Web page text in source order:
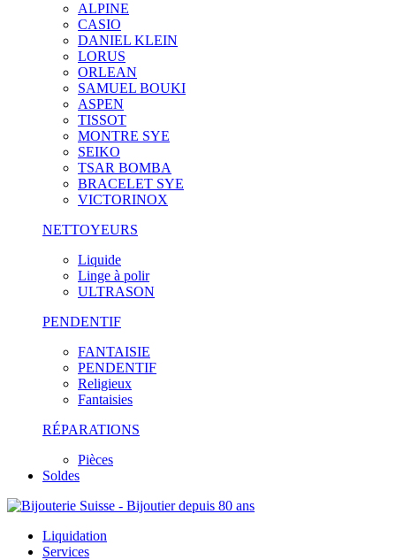
ALPINE
CASIO
DANIEL KLEIN
LORUS
ORLEAN
SAMUEL BOUKI
ASPEN
TISSOT
MONTRE SYE
SEIKO
TSAR BOMBA
BRACELET SYE
VICTORINOX
NETTOYEURS
Liquide
Linge à polir
ULTRASON
PENDENTIF
FANTAISIE
PENDENTIF
Religieux
Fantaisies
RÉPARATIONS
Pièces
Soldes
Liquidation
Services